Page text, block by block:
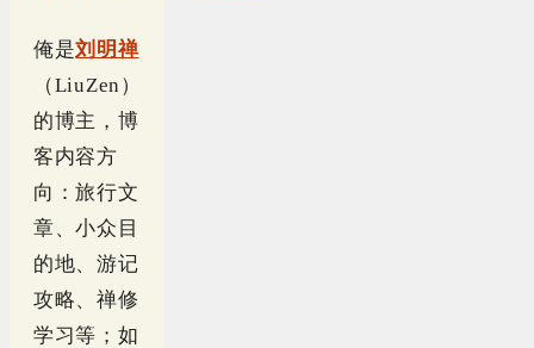
俺是刘明禅
（LiuZen）
的博主，博
客内容方
向：旅行文
章、小众目
的地、游记
攻略、禅修
学习等；如